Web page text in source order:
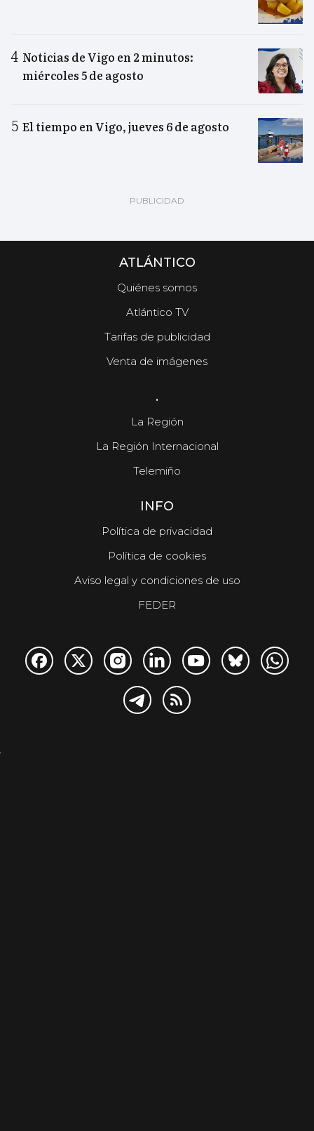
Noticias de Vigo en 2 minutos:
miércoles 5 de agosto
El tiempo en Vigo, jueves 6 de agosto
ATLÁNTICO
Quiénes somos
Atlántico TV
Tarifas de publicidad
Venta de imágenes
.
La Región
La Región Internacional
Telemiño
INFO
Política de privacidad
Política de cookies
Aviso legal y condiciones de uso
FEDER